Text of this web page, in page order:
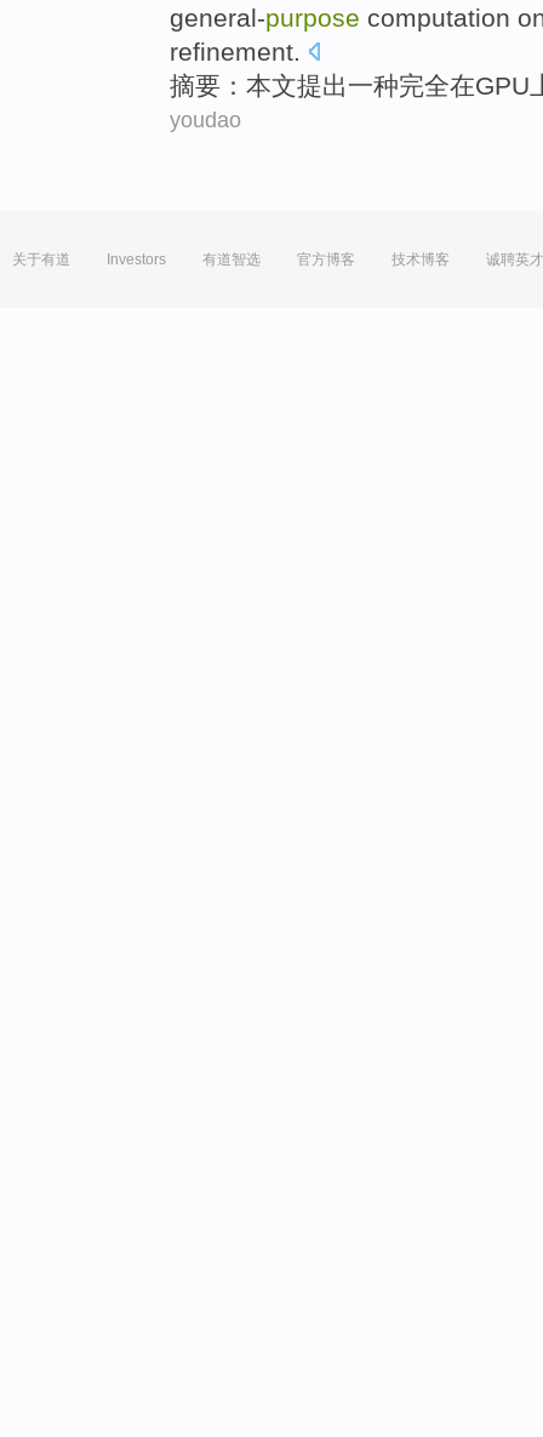
general-purpose computation
refinement.
摘要 ：本文提出一种完全在GPU
youdao
关于有道 Investors 有道智选 官方博客 技术博客 诚聘英才